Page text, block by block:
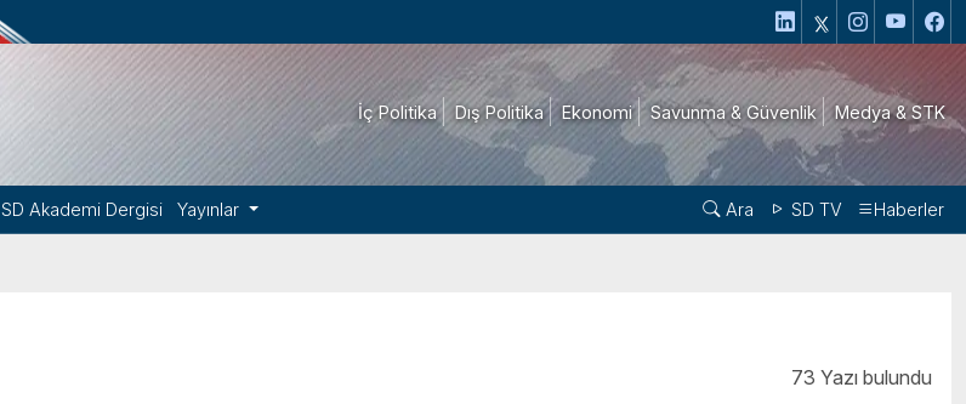
İç Politika Dış Politika Ekonomi Savunma & Güvenlik Medya & STK
SD Akademi Dergisi Yayınlar Ara SD TV Haberler
73 Yazı bulundu